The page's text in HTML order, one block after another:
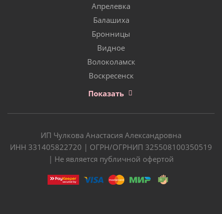
Апрелевка
Балашиха
Бронницы
Видное
Волоколамск
Воскресенск
Показать
ИП Чулкова Анастасия Александровна
ИНН 331405822720 | ОГРН/ОГРНИП 325508100350519
| Не является публичной офертой